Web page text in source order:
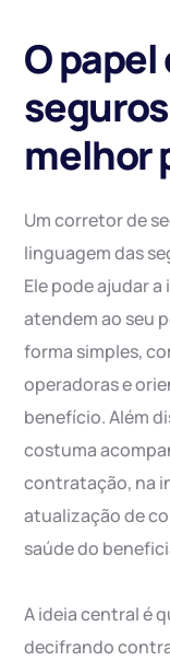
O
melhor
Um corretor de
linguagem das
Ele pode ajudar
atendem ao seu
forma simples,
operadoras e
benefício. Além
costuma
contratação, na
atualização de
saúde do
A ideia central é
decifrando